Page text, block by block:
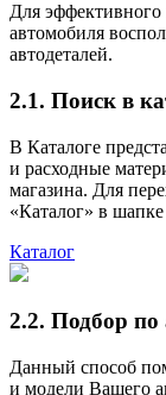
Для эффективного
автомобиля
автодеталей.
2.1. Поиск в
В Каталоге
и расходные
магазина. Для
«Каталог» в шапке
Каталог
2.2. Подбор
Данный способ
и модели Вашего